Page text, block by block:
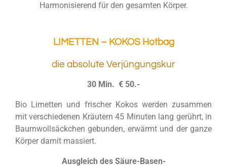
Harmonisierend für den gesamten Körper.
LIMETTEN – KOKOS Hotbag
die absolute Verjüngungskur
30 Min. € 50.-
Bio Limetten und frischer Kokos werden zusammen
mit verschiedenen Kräutern 45 Minuten lang gerührt, in
Baumwollsäckchen gebunden, erwärmt und der ganze
Körper damit massiert.
Ausgleich des Säure-Basen-